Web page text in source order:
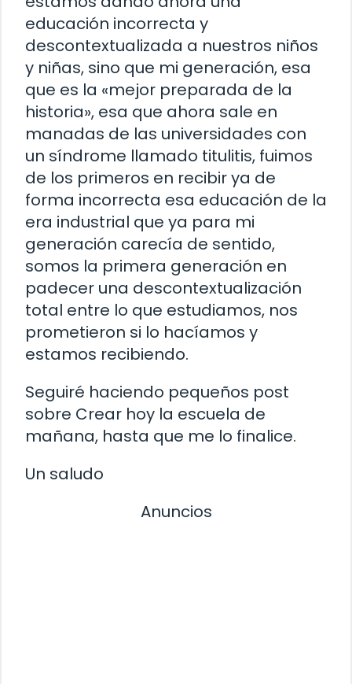
educación incorrecta y
descontextualizada a nuestros niños
y niñas, sino que mi generación, esa
que es la «mejor preparada de la
historia», esa que ahora sale en
manadas de las universidades con
un síndrome llamado titulitis, fuimos
de los primeros en recibir ya de
forma incorrecta esa educación de la
era industrial que ya para mi
generación carecía de sentido,
somos la primera generación en
padecer una descontextualización
total entre lo que estudiamos, nos
prometieron si lo hacíamos y
estamos recibiendo.
Seguiré haciendo pequeños post
sobre Crear hoy la escuela de
mañana, hasta que me lo finalice.
Un saludo
Anuncios